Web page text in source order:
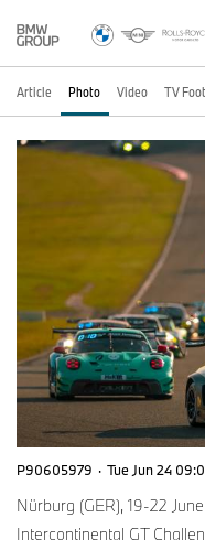
Article Photo Video TV
P90605979 · Tue Jun 24
Nürburg (GER), 19-22
Intercontinental GT